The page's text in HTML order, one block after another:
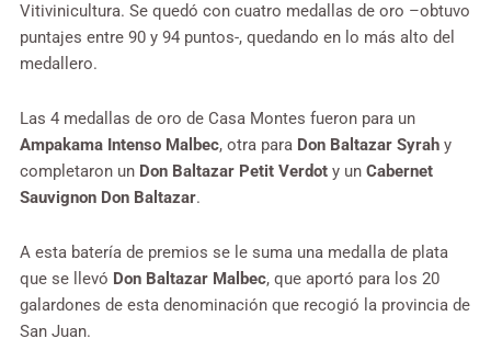
Vitivinicultura. Se quedó con cuatro medallas de oro –obtuvo
puntajes entre 90 y 94 puntos-, quedando en lo más alto del
medallero.
Las 4 medallas de oro de Casa Montes fueron para un
Ampakama Intenso Malbec, otra para Don Baltazar Syrah y
completaron un Don Baltazar Petit Verdot y un Cabernet
Sauvignon Don Baltazar.
A esta batería de premios se le suma una medalla de plata
que se llevó Don Baltazar Malbec, que aportó para los 20
galardones de esta denominación que recogió la provincia de
San Juan.